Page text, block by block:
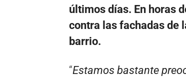
últimos días. En horas
contra las fachadas de
barrio.
“Estamos bastante